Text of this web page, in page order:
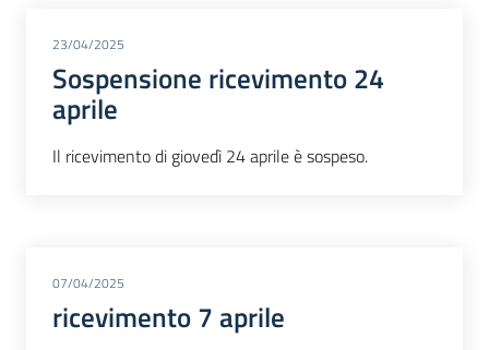
23/04/2025
Sospensione ricevimento 24
aprile
Il ricevimento di giovedì 24 aprile è sospeso.
07/04/2025
ricevimento 7 aprile